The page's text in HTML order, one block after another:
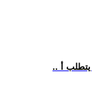
يتطلب أ